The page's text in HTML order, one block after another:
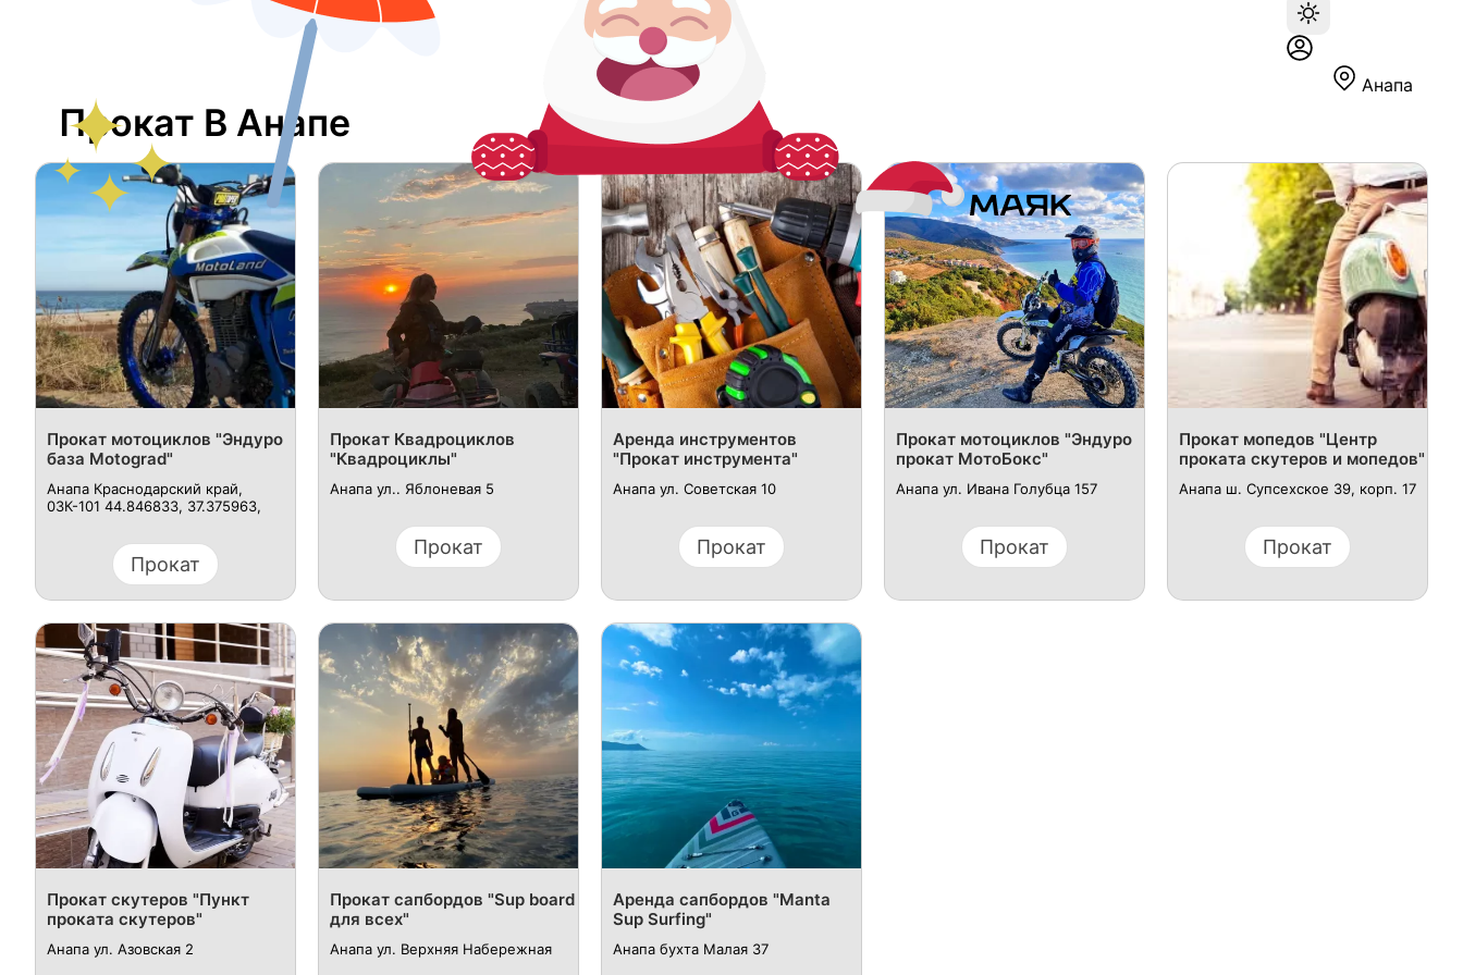
Анапа
Прокат В Анапе
Прокат мотоциклов "Эндуро
база Motograd"
Анапа Краснодарский край,
03К-101 44.846833, 37.375963,
Прокат
Прокат Квадроциклов
"Квадроциклы"
Анапа ул.. Яблоневая 5
Прокат
Аренда инструментов
"Прокат инструмента"
Анапа ул. Советская 10
Прокат
Прокат мотоциклов "Эндуро
прокат МотоБокс"
Анапа ул. Ивана Голубца 157
Прокат
Прокат мопедов "Центр
проката скутеров и мопедов"
Анапа ш. Супсехское 39, корп. 17
Прокат
Прокат скутеров "Пункт
проката скутеров"
Анапа ул. Азовская 2
Прокат сапбордов "Sup board
для всех"
Анапа ул. Верхняя Набережная
Аренда сапбордов "Manta
Sup Surfing"
Анапа бухта Малая 37